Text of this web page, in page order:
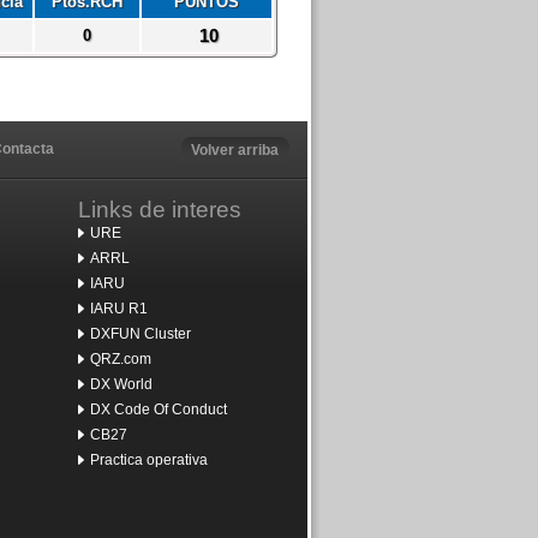
0
10
Volver arriba
Links de interes
URE
ARRL
IARU
IARU R1
DXFUN Cluster
QRZ.com
DX World
DX Code Of Conduct
CB27
Practica operativa